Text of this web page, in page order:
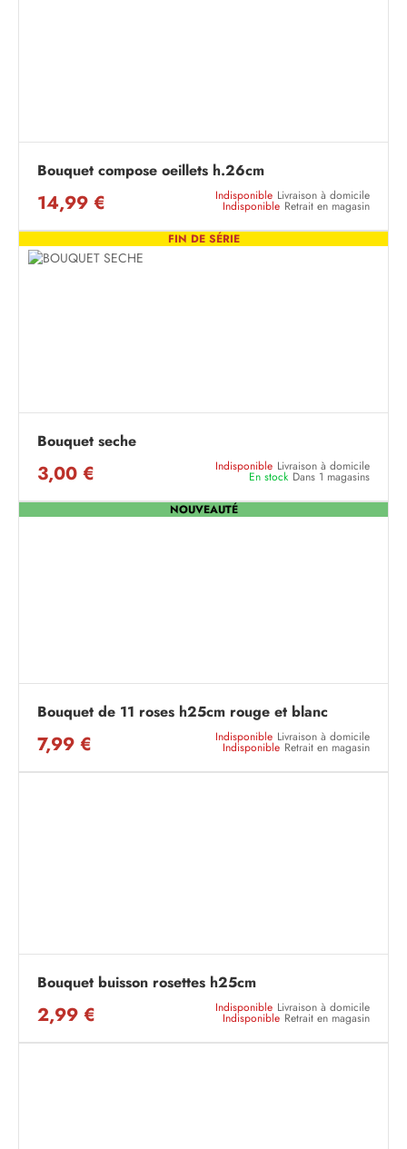
Bouquet compose oeillets h.26cm
14,99 € Indisponible Livraison à domicile
Indisponible Retrait en magasin
FIN DE SÉRIE
Bouquet seche
3,00 € Indisponible Livraison à domicile
En stock Dans 1 magasins
NOUVEAUTÉ
Bouquet de 11 roses h25cm rouge et blanc
7,99 € Indisponible Livraison à domicile
Indisponible Retrait en magasin
Bouquet buisson rosettes h25cm
2,99 € Indisponible Livraison à domicile
Indisponible Retrait en magasin